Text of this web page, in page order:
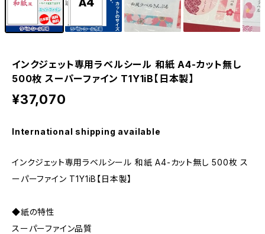
インクジェット専用ラベルシール 和紙 A4-カット無し
500枚 スーパーファイン T1Y1iB【日本製】
¥37,070
International shipping available
インクジェット専用ラベルシール 和紙 A4-カット無し 500枚 ス
ーパーファイン T1Y1iB【日本製】
◆紙の特性
スーパーファイン品質